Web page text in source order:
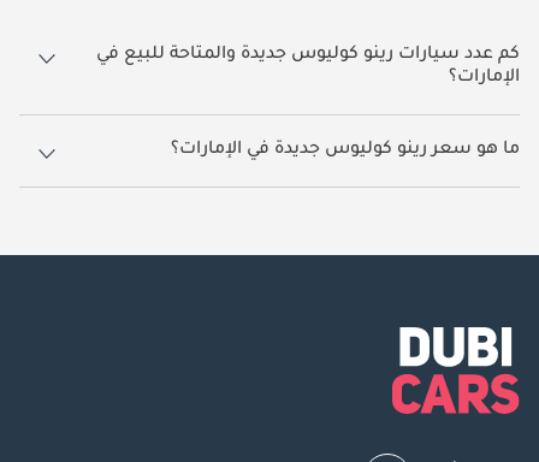
كم عدد سيارات رينو كوليوس جديدة والمتاحة للبيع في
الإمارات؟
5 سيارة رينو كوليوس جديدة متوفرة للبيع في الإمارات.
ما هو سعر رينو كوليوس جديدة في الإمارات؟
يبدأ سعر سيارة رينو كوليوس جديدة في الإمارات 110,000.